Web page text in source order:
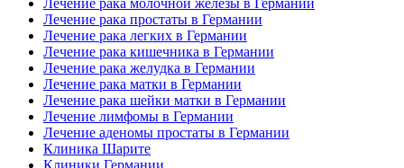
Лечение рака молочной железы в Германии
Лечение рака простаты в Германии
Лечение рака легких в Германии
Лечение рака кишечника в Германии
Лечение рака желудка в Германии
Лечение рака матки в Германии
Лечение рака шейки матки в Германии
Лечение лимфомы в Германии
Лечение аденомы простаты в Германии
Клиника Шарите
Клиники Германии